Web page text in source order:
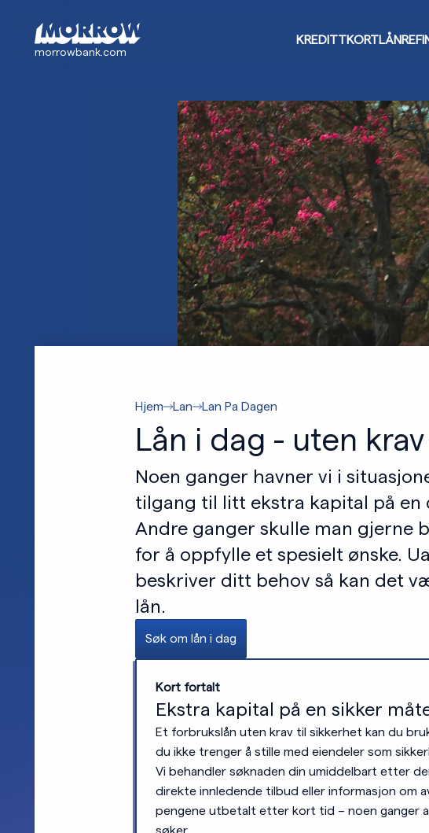
hovedinnhold
morrowbank.com
KREDITTKORTLÅN
Hjem Lan Lan Pa Dagen
Lån i dag - uten
Noen ganger havner vi i
tilgang til litt ekstra kapital på en
Andre ganger skulle man gjerne
for å oppfylle et spesielt ønske.
beskriver ditt behov så kan det
lån.
Søk om lån i dag
Kort fortalt
Ekstra kapital på en sikker
Et forbrukslån uten krav til sikkerhet kan du
du ikke trenger å stille med eiendeler som
Vi behandler søknaden din umiddelbart etter
direkte innledende tilbud eller informasjon om
pengene utbetalt etter kort tid – noen ganger
søker.